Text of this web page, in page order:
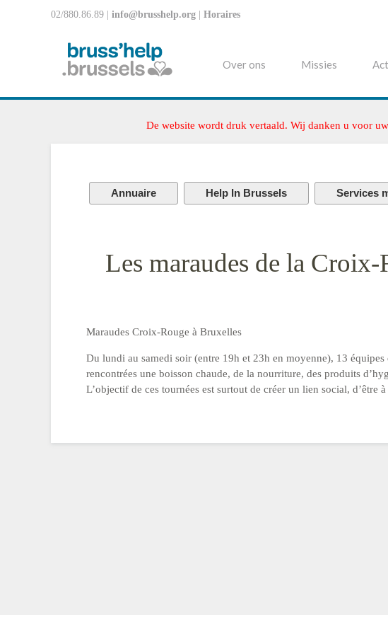
02/880.86.89 | info@brusshelp.org Horaires
Over ons Missies
De website wordt druk vertaald. Wij danken u voor
Annuaire Help In Brussels Services
Les maraudes de la Croix-
Maraudes Croix-Rouge à Bruxelles
Du lundi au samedi soir (entre 19h et 23h en moyenne), 13
rencontrées une boisson chaude, de la nourriture, des produits
L’objectif de ces tournées est surtout de créer un lien social, d’être